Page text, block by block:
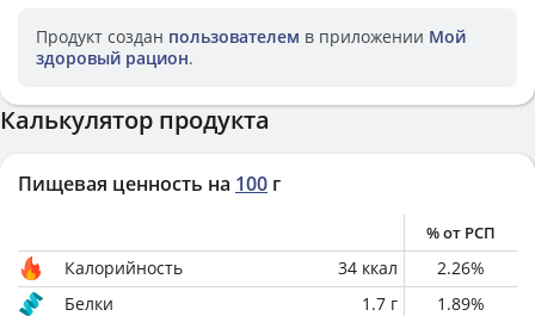
Продукт создан пользователем в приложении Мой
здоровый рацион.
Калькулятор продукта
Пищевая ценность на 100 г
% от РСП
Калорийность 34 ккал 2.26%
Белки
1.7 г 1.89%